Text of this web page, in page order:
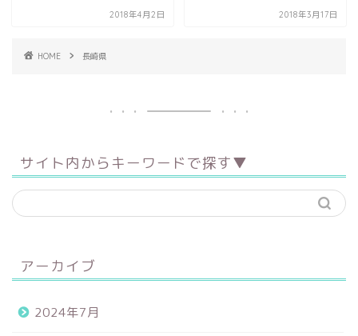
2018年4月2日 2018年3月17日
HOME 長崎県
サイト内からキーワードで探す▼
アーカイブ
2024年7月